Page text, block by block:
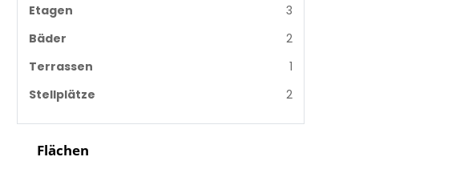
Etagen
3
Bäder
2
Terrassen
1
Stellplätze
2
Flächen